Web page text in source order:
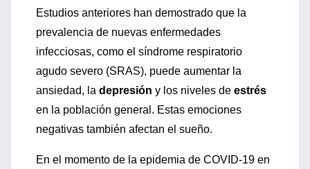
Estudios anteriores han demostrado que la
prevalencia de nuevas enfermedades
infecciosas, como el síndrome respiratorio
agudo severo (SRAS), puede aumentar la
ansiedad, la depresión y los niveles de estrés
en la población general. Estas emociones
negativas también afectan el sueño.
En el momento de la epidemia de COVID-19 en